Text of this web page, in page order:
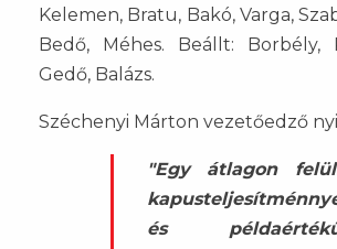
Kelemen, Bratu, Bakó, Varga,
Bedő, Méhes. Beállt: Borbély,
Gedő, Balázs.
Széchenyi Márton vezetőedző
"Egy átlagon
és